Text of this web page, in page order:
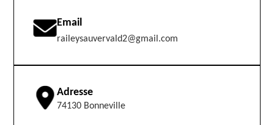
Email
raileysauvervald2@gmail.com
Adresse
74130 Bonneville